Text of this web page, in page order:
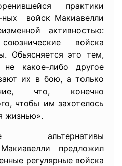
практики
ных войск Макиавелли
активностью:
войска
Обьясняется это тем,
какое-либо другое
их в бою, а только
что, конечно
чтобы им захотелось
жизнью».
предложил
регулярные войска